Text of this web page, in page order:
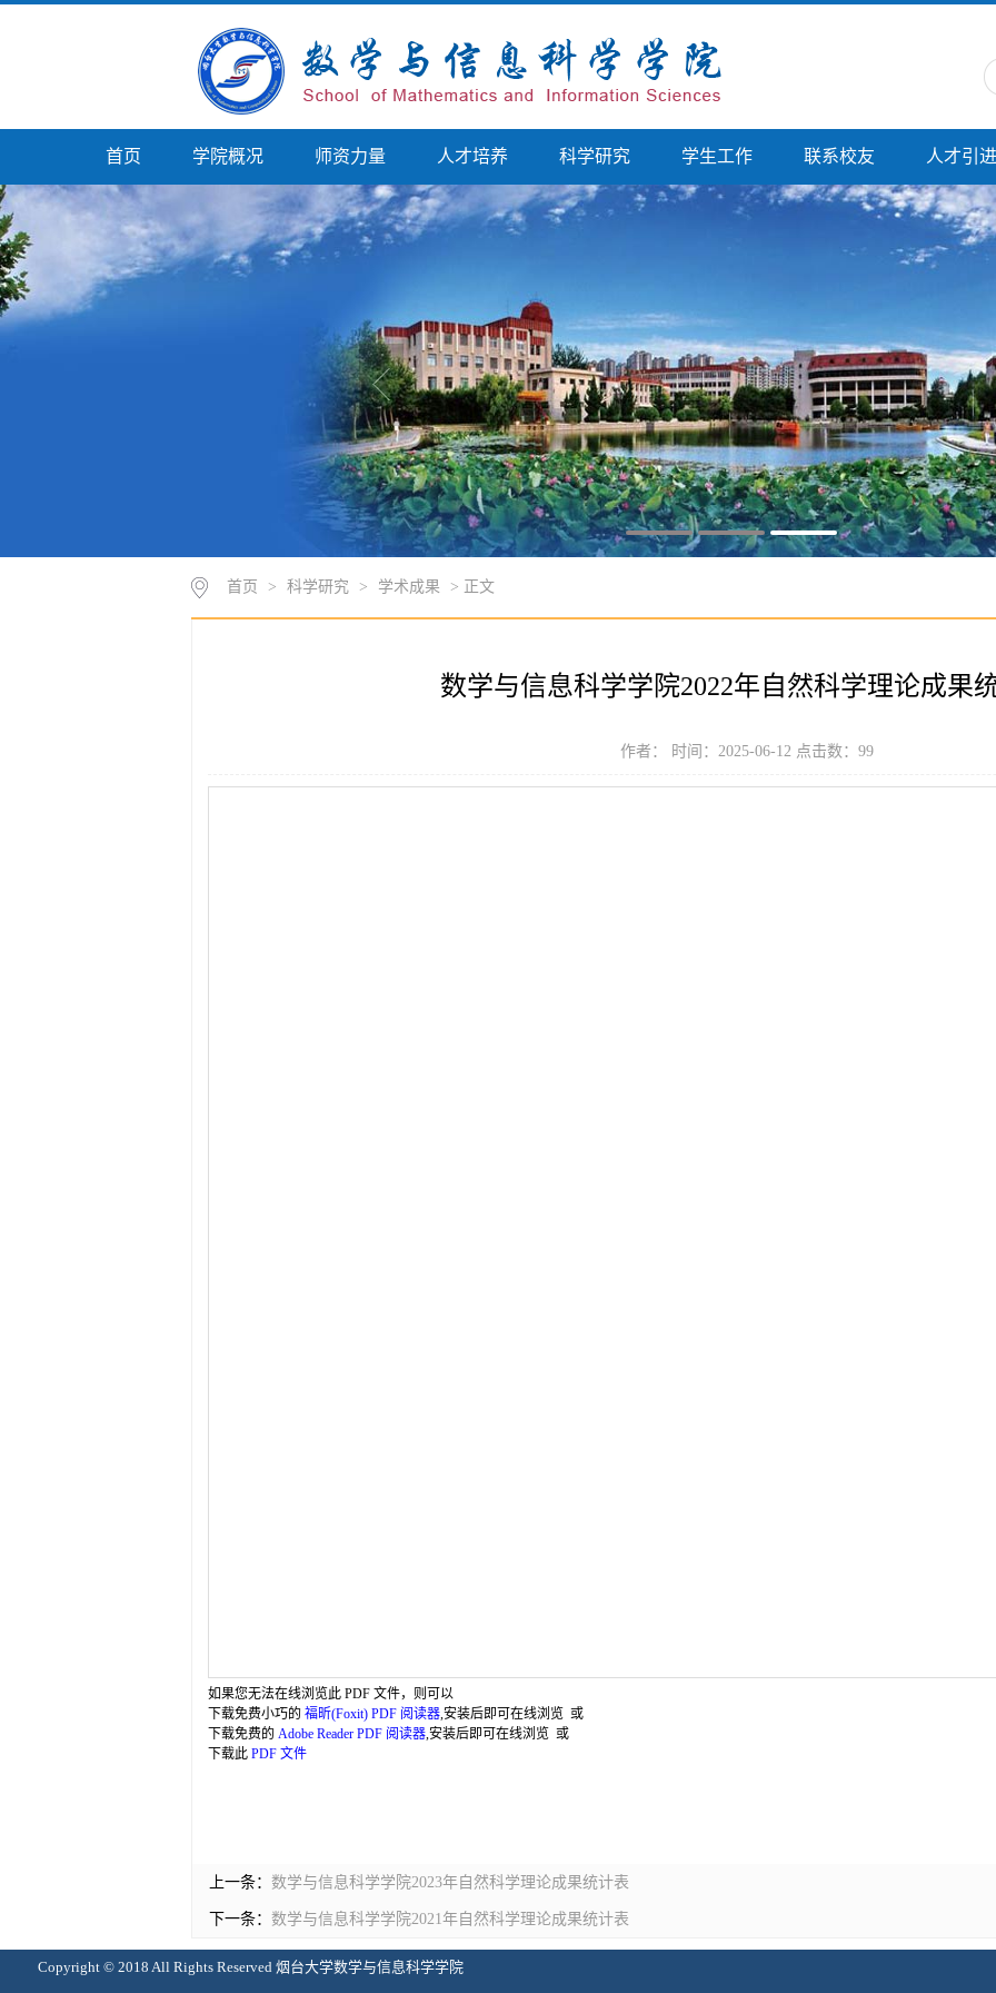
首页 学院概况 师资力量 人才培养 科学研究 学生工作 联系校友 人才引进
首页 > 科学研究 > 学术成果 > 正文
数学与信息科学学院2022年自然科学理论成果
作者： 时间：2025-06-12 点击数： 99
如果您无法在线浏览此 PDF 文件，则可以
下载免费小巧的 福昕(Foxit) PDF 阅读器,安装后即可在线浏览 或
下载免费的 Adobe Reader PDF 阅读器,安装后即可在线浏览 或
下载此 PDF 文件
上一条： 数学与信息科学学院2023年自然科学理论成果统计表
下一条： 数学与信息科学学院2021年自然科学理论成果统计表
Copyright © 2018 All Rights Reserved 烟台大学数学与信息科学学院